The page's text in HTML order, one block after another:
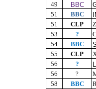
49
BBC
51
BBC
51
CLP
53
?
54
BBC
55
CLP
56
?
56
?
58
BBC